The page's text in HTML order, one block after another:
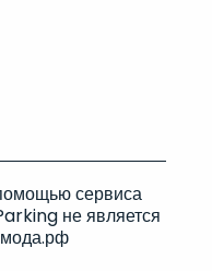
сервиса
не является